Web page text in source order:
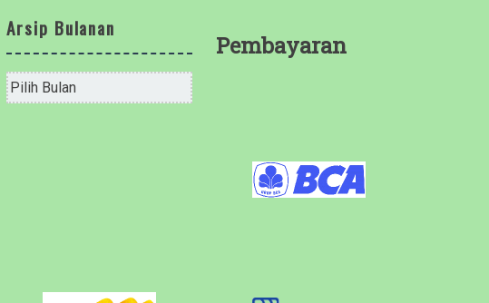
Arsip Bulanan
Arsip
Bulanan
Pembayaran